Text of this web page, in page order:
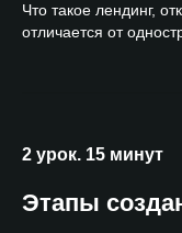
Что такое лендинг,
отличается от
2 урок. 15 минут
Этапы